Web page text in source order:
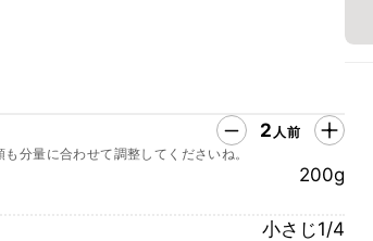
2 人前
分量に合わせて調整してくださいね。
200g
小さじ1/4